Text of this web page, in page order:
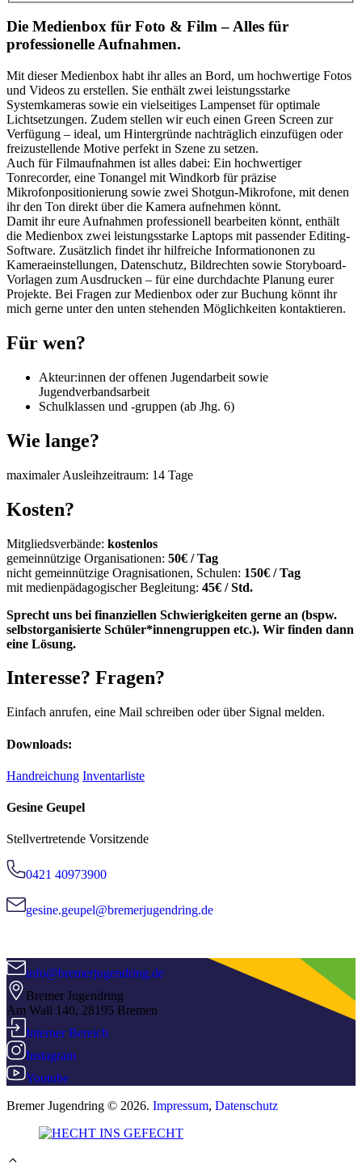
Die Medienbox für Foto & Film – Alles für
professionelle Aufnahmen.
Mit dieser Medienbox habt ihr alles an Bord, um hochwertige Fotos
und Videos zu erstellen. Sie enthält zwei leistungsstarke
Systemkameras sowie ein vielseitiges Lampenset für optimale
Lichtsetzungen. Zudem stellen wir euch einen Green Screen zur
Verfügung – ideal, um Hintergründe nachträglich einzufügen oder
freizustellende Motive perfekt in Szene zu setzen.
Auch für Filmaufnahmen ist alles dabei: Ein hochwertiger
Tonrecorder, eine Tonangel mit Windkorb für präzise
Mikrofonpositionierung sowie zwei Shotgun-Mikrofone, mit denen
ihr den Ton direkt über die Kamera aufnehmen könnt.
Damit ihr eure Aufnahmen professionell bearbeiten könnt, enthält
die Medienbox zwei leistungsstarke Laptops mit passender Editing-
Software. Zusätzlich findet ihr hilfreiche Informationonen zu
Kameraeinstellungen, Datenschutz, Bildrechten sowie Storyboard-
Vorlagen zum Ausdrucken – für eine durchdachte Planung eurer
Projekte. Bei Fragen zur Medienbox oder zur Buchung könnt ihr
mich gerne unter den unten stehenden Möglichkeiten kontaktieren.
Für wen?
Akteur:innen der offenen Jugendarbeit sowie
Jugendverbandsarbeit
Schulklassen und -gruppen (ab Jhg. 6)
Wie lange?
maximaler Ausleihzeitraum: 14 Tage
Kosten?
Mitgliedsverbände: kostenlos
gemeinnützige Organisationen: 50€ / Tag
nicht gemeinnützige Oragnisationen, Schulen: 150€ / Tag
mit medienpädagogischer Begleitung: 45€ / Std.
Sprecht uns bei finanziellen Schwierigkeiten gerne an (bspw.
selbstorganisierte Schüler*innengruppen etc.). Wir finden dann
eine Lösung.
Interesse? Fragen?
Einfach anrufen, eine Mail schreiben oder über Signal melden.
Downloads:
Handreichung Inventarliste
Gesine Geupel
Stellvertretende Vorsitzende
0421 40973900
gesine.geupel@bremerjugendring.de
info@bremerjugendring.de
Bremer Jugendring
Am Wall 140, 28195 Bremen
Interner Bereich
Instagram
Youtube
Bremer Jugendring © 2026. Impressum, Datenschutz